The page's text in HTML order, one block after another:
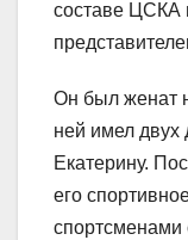
составе ЦСКА
Он был женат
ней имел
Екатерину.
его
спортсменами